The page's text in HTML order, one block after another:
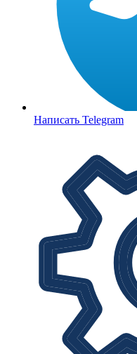
Написать Telegram